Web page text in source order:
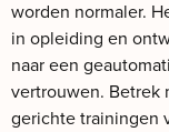
worden normaler.
in opleiding en
naar een
vertrouwen. Betrek
gerichte trainingen